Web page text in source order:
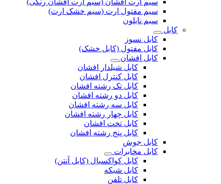
سیم مفتول ارت (سیم خشک ارت)
سیم نایلون
کابل
کابل نسوز
کابل مفتول (کابل خشک)
کابل افشان
کابل شیلدار افشان
کابل کنترل افشان
کابل تک رشته افشان
کابل دو رشته افشان
کابل سه رشته افشان
کابل چهار رشته افشان
کابل تخت افشان
کابل پنج رشته افشان
کابل جوش
کابل مخابرات
کابل کواکسیال (کابل آنتن)
کابل شبکه
کابل تلفن